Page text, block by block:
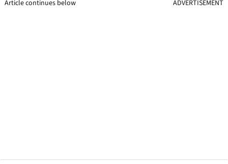
Article continues below ADVERTISEMENT